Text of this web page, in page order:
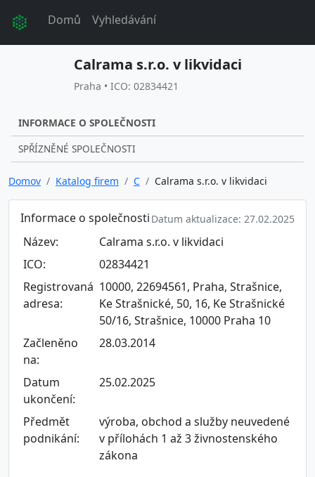
Domů Vyhledávání
Calrama s.r.o. v likvidaci
Praha • ICO: 02834421
INFORMACE O SPOLEČNOSTI
SPŘÍZNĚNÉ SPOLEČNOSTI
Domov Katalog firem C Calrama s.r.o. v likvidaci
Informace o společnosti Datum aktualizace: 27.02.2025
Název:
Calrama s.r.o. v likvidaci
ICO:
02834421
Registrovaná
adresa:
10000, 22694561, Praha, Strašnice,
Ke Strašnické, 50, 16, Ke Strašnické
50/16, Strašnice, 10000 Praha 10
Začleněno
na:
28.03.2014
Datum
ukončení:
25.02.2025
Předmět
podnikání:
výroba, obchod a služby neuvedené
v přílohách 1 až 3 živnostenského
zákona